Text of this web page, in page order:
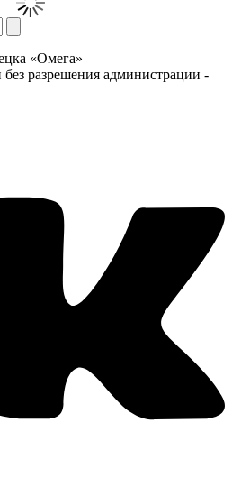
«Омега»
разрешения администрации -